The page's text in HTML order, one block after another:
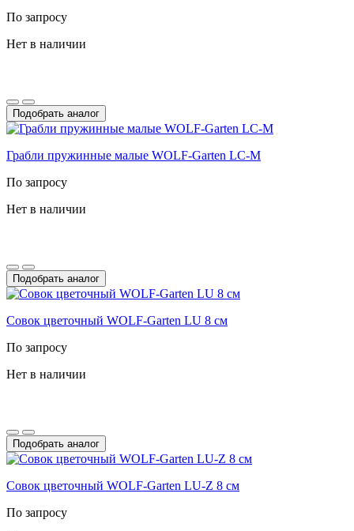
По запросу
Нет в наличии
Подобрать аналог
Грабли пружинные малые WOLF-Garten LC-M
По запросу
Нет в наличии
Подобрать аналог
Совок цветочный WOLF-Garten LU 8 см
По запросу
Нет в наличии
Подобрать аналог
Совок цветочный WOLF-Garten LU-Z 8 см
По запросу